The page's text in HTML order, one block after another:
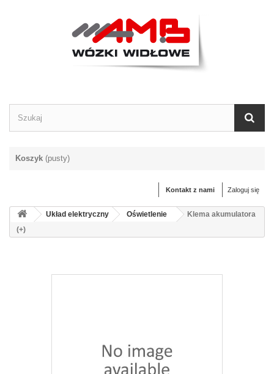
Koszyk (pusty)
Zaloguj się
Kontakt z nami
Układ elektryczny Oświetlenie
Klema akumulatora
(+)